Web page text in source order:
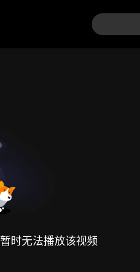
时无法播放该视频